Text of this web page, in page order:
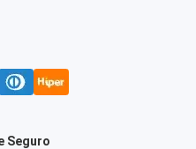
Seguro